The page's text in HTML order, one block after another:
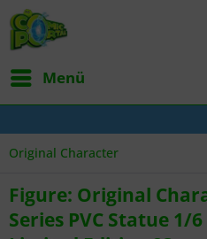
Menü
Original Character
Figure: Original
Series PVC Statue 1/